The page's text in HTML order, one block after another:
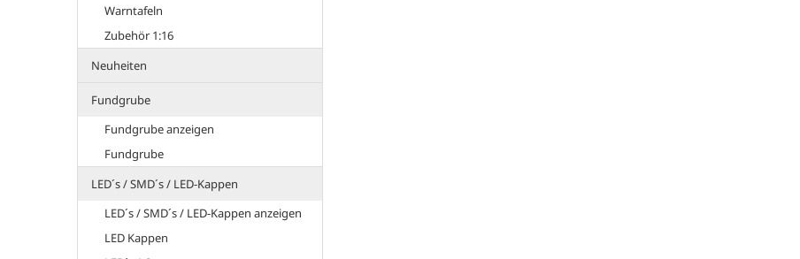
Warntafeln
Zubehör 1:16
Neuheiten
Fundgrube
Fundgrube anzeigen
Fundgrube
LED´s / SMD´s / LED-Kappen
LED´s / SMD´s / LED-Kappen anzeigen
LED Kappen